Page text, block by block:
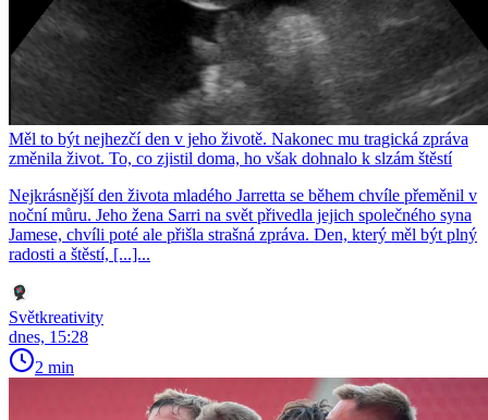
Měl to být nejhezčí den v jeho životě. Nakonec mu tragická zpráva
změnila život. To, co zjistil doma, ho však dohnalo k slzám štěstí
Nejkrásnější den života mladého Jarretta se během chvíle přeměnil v
noční můru. Jeho žena Sarri na svět přivedla jejich společného syna
Jamese, chvíli poté ale přišla strašná zpráva. Den, který měl být plný
radosti a štěstí, [...]...
Světkreativity
dnes, 15:28
2 min